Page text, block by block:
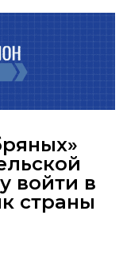
войти в
страны